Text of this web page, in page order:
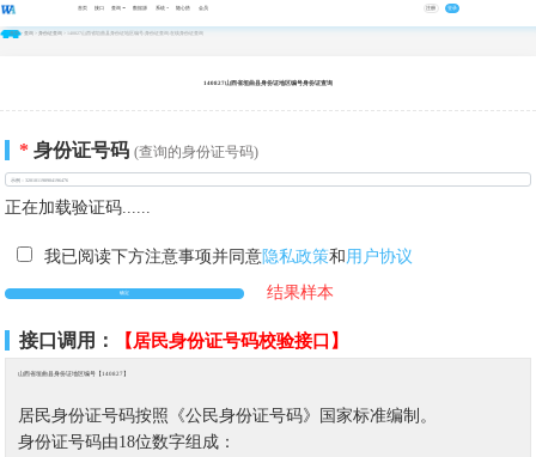
首页 接口 查询 数据源 系统 随心搭 会员 注册 登录
首页>查询 > 身份证查询 > 140827山西省垣曲县身份证地区编号-身份证查询-在线身份证查询
140827山西省垣曲县身份证地区编号身份证查询
* 身份证号码(查询的身份证号码)
正在加载验证码......
我已阅读下方注意事项并同意隐私政策和 用户协议
结果样本
接口调用： 【居民身份证号码校验接口】
山西省垣曲县身份证地区编号【140827】
居民身份证号码按照《公民身份证号码》国家标准编制。
身份证号码由18位数字组成：